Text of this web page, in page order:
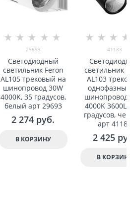
29693
Светодиодный
светильник Feron
AL105 трековый на
шинопровод 30W
4000K, 35 градусов,
белый арт 29693
2 274 руб.
В КОРЗИНУ
41183
светильник
AL103
шинопровод
4000K
градусов,
арт
2 425
В